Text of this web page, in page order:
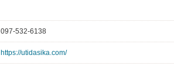
097-532-6138
https://utidasika.com/